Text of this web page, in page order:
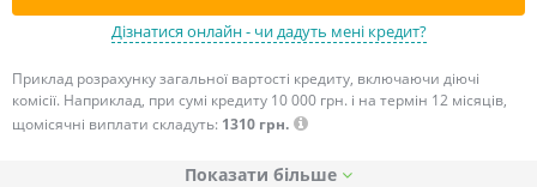
Дізнатися онлайн - чи дадуть мені кредит?
Приклад розрахунку загальної вартості кредиту, включаючи діючі
комісії. Наприклад, при сумі кредиту 10 000 грн. і на термін 12 місяців,
щомісячні виплати складуть: 1310 грн.
Показати